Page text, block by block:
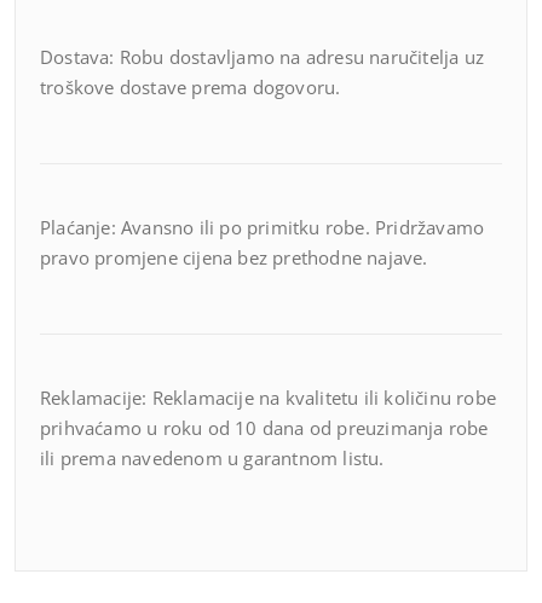
Dostava: Robu dostavljamo na adresu naručitelja uz
troškove dostave prema dogovoru.
Plaćanje: Avansno ili po primitku robe. Pridržavamo
pravo promjene cijena bez prethodne najave.
Reklamacije: Reklamacije na kvalitetu ili količinu robe
prihvaćamo u roku od 10 dana od preuzimanja robe
ili prema navedenom u garantnom listu.